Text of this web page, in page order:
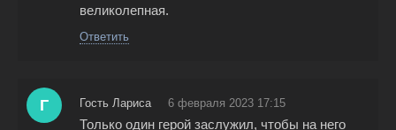
великолепная.
Ответить
Г Гость Лариса 6 февраля 2023 17:15
Только один герой заслужил, чтобы на него